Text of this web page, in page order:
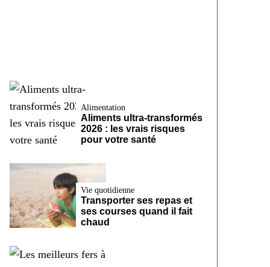
Alimentation
Aliments ultra-transformés
2026 : les vrais risques
pour votre santé
Vie quotidienne
Transporter ses repas et
ses courses quand il fait
chaud